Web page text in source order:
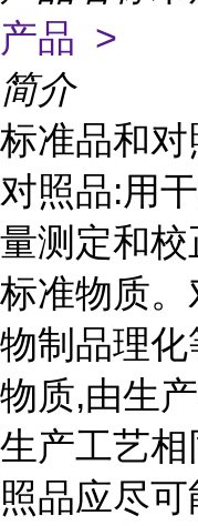
产品 >
简介
标准品和
对照品:用
量测定和
标准物质
物制品理
物质,由生
生产工艺
照品应尽